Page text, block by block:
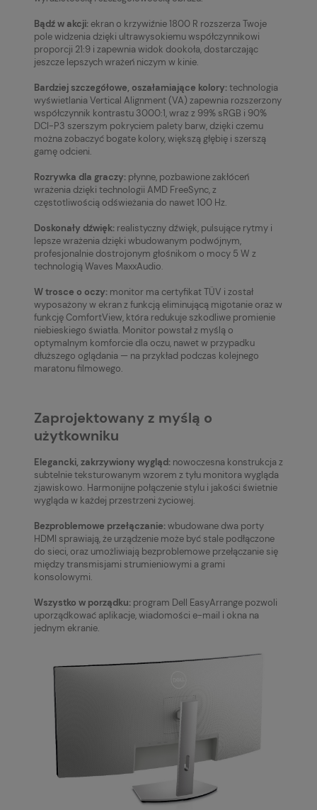
Bądź w akcji:ekran o krzywiźnie 1800 R rozszerza Twoje
pole widzenia dzięki ultrawysokiemu współczynnikowi
proporcji 21:9 i zapewnia widok dookoła, dostarczając
jeszcze lepszych wrażeń niczym w kinie.
Bardziej szczegółowe, oszałamiające kolory:technologia
wyświetlania Vertical Alignment (VA) zapewnia rozszerzony
współczynnik kontrastu 3000:1, wraz z 99% sRGB i 90%
DCI-P3 szerszym pokryciem palety barw, dzięki czemu
można zobaczyć bogate kolory, większą głębię i szerszą
gamę odcieni.
Rozrywka dla graczy: płynne, pozbawione zakłóceń
wrażenia dzięki technologii AMD FreeSync, z
częstotliwością odświeżania do nawet 100 Hz.
Doskonały dźwięk: realistyczny dźwięk, pulsujące rytmy i
lepsze wrażenia dzięki wbudowanym podwójnym,
profesjonalnie dostrojonym głośnikom o mocy 5 W z
technologią Waves MaxxAudio.
W trosce o oczy: monitor ma certyfikat TÜV i został
wyposażony w ekran z funkcją eliminującą migotanie oraz w
funkcję ComfortView, która redukuje szkodliwe promienie
niebieskiego światła. Monitor powstał z myślą o
optymalnym komforcie dla oczu, nawet w przypadku
dłuższego oglądania — na przykład podczas kolejnego
maratonu filmowego.
Zaprojektowany z myślą o
użytkowniku
Elegancki, zakrzywiony wygląd: nowoczesna konstrukcja z
subtelnie teksturowanym wzorem z tyłu monitora wygląda
zjawiskowo. Harmonijne połączenie stylu i jakości świetnie
wygląda w każdej przestrzeni życiowej.
Bezproblemowe przełączanie:wbudowane dwa porty
HDMI sprawiają, że urządzenie może być stale podłączone
do sieci, oraz umożliwiają bezproblemowe przełączanie się
między transmisjami strumieniowymi a grami
konsolowymi.
Wszystko w porządku: program Dell EasyArrange pozwoli
uporządkować aplikacje, wiadomości e-mail i okna na
jednym ekranie.